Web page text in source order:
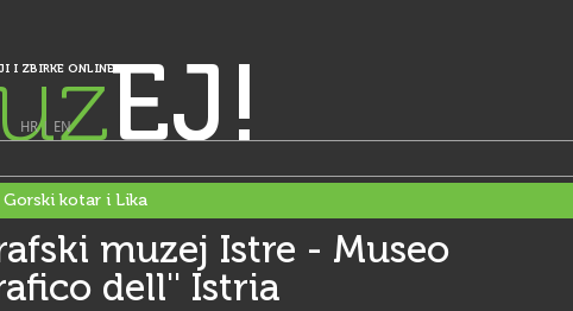
I ZBIRKE ONLINEEJ!
HR| EN
Gorski kotar i Lika
muzej Istre - Museo
dell'' Istria